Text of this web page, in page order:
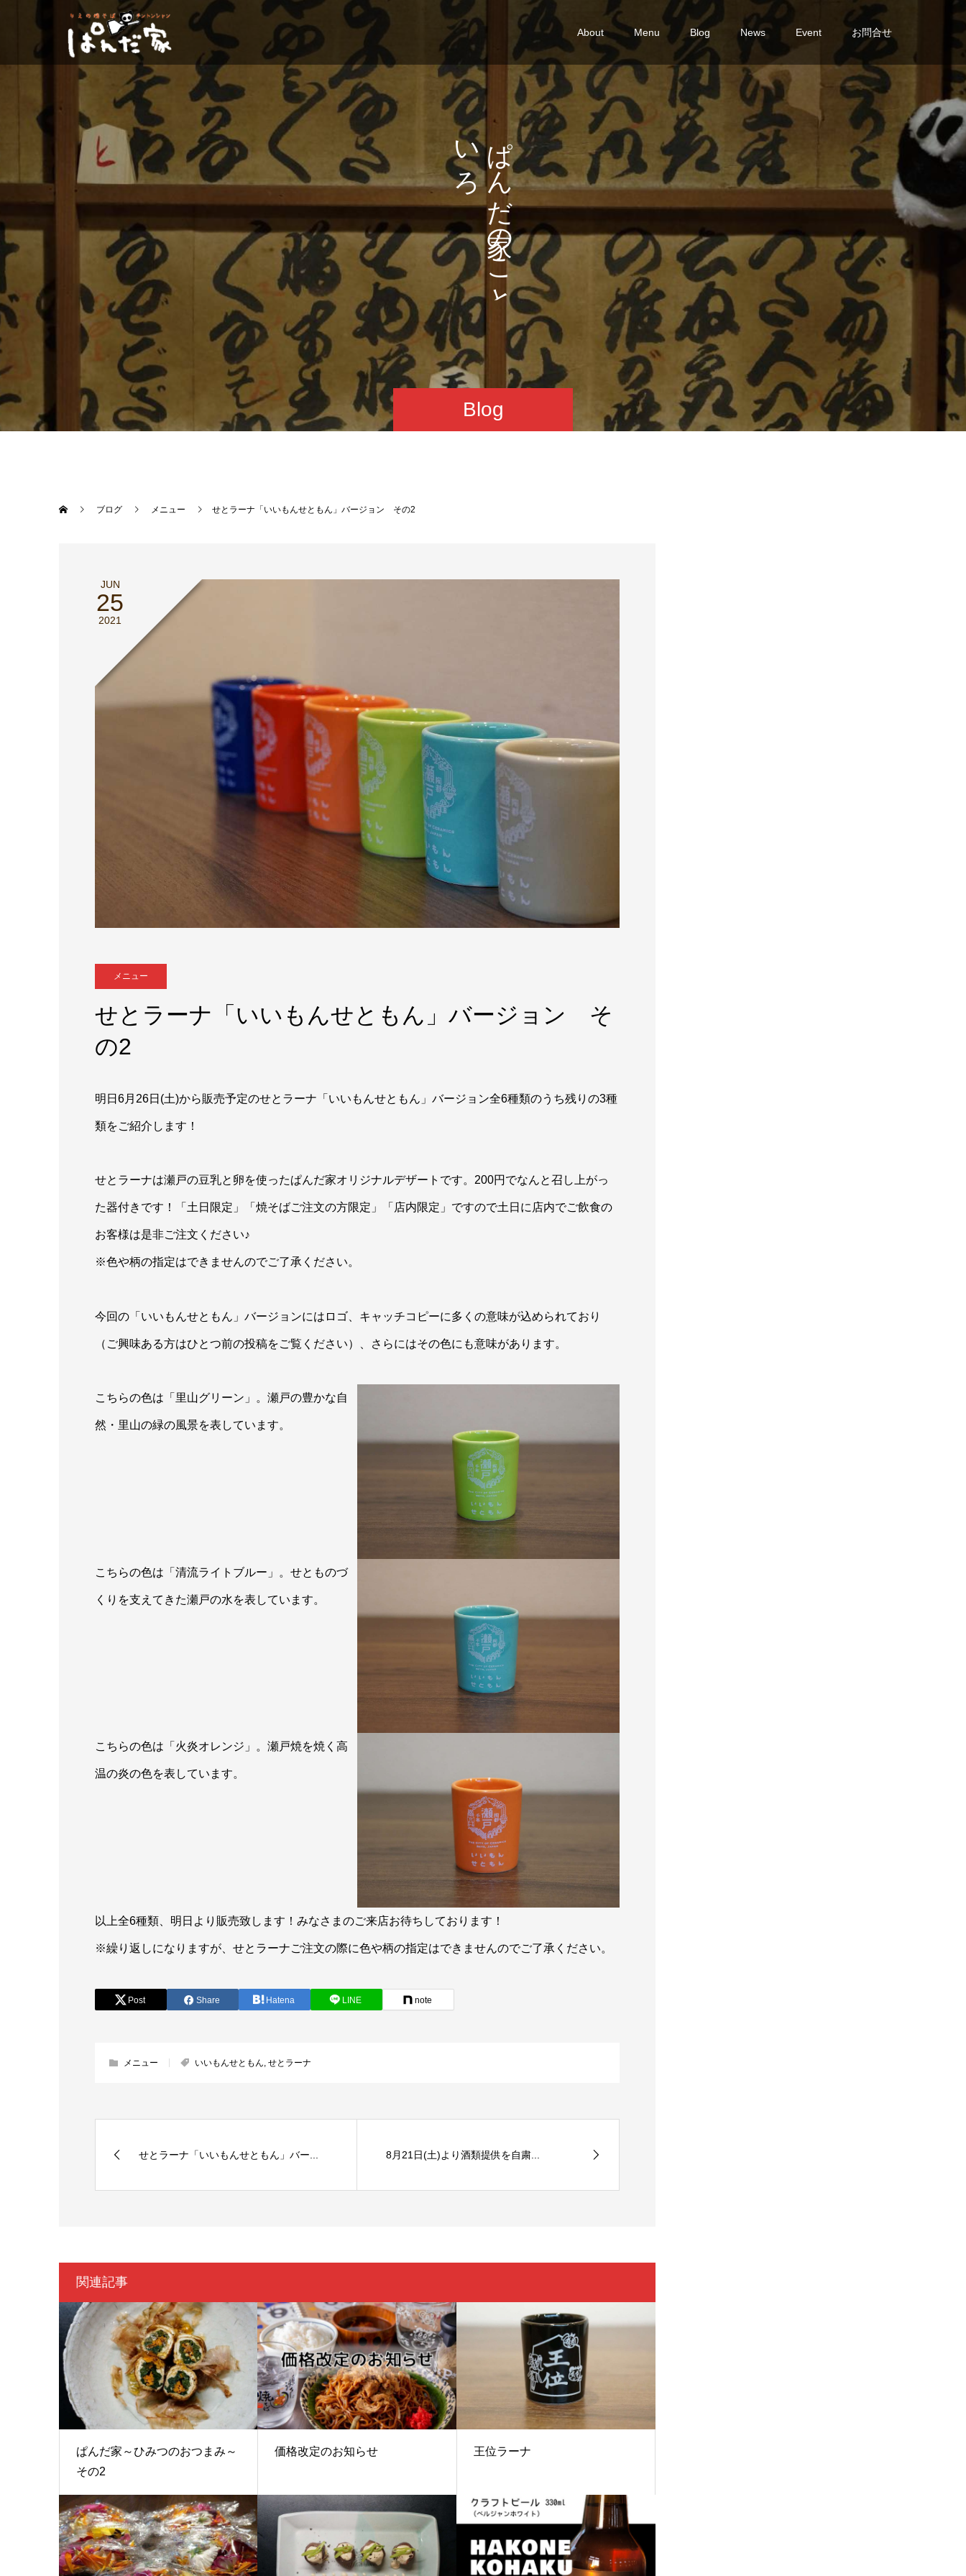
About Menu Blog News Event お問合せ
Blog
ぱ
ん
だ
の
こ
と
い
ろ
い
ろ
。
ブログ メニュー せとラーナ「いいもんせともん」バージョン その2
JUN
25
2021
メニュー
せとラーナ「いいもんせともん」バージョン そ
の2
明日6月26日(土)から販売予定のせとラーナ「いいもんせともん」バージョン全6種類のうち残りの3種
類をご紹介します！
せとラーナは瀬戸の豆乳と卵を使ったぱんだ家オリジナルデザートです。200円でなんと召し上がっ
た器付きです！「土日限定」「焼そばご注文の方限定」「店内限定」ですので土日に店内でご飲食の
お客様は是非ご注文ください♪
※色や柄の指定はできませんのでご了承ください。
今回の「いいもんせともん」バージョンにはロゴ、キャッチコピーに多くの意味が込められており
（ご興味ある方はひとつ前の投稿をご覧ください）、さらにはその色にも意味があります。
こちらの色は「里山グリーン」。瀬戸の豊かな自
然・里山の緑の風景を表しています。
こちらの色は「清流ライトブルー」。せとものづ
くりを支えてきた瀬戸の水を表しています。
こちらの色は「火炎オレンジ」。瀬戸焼を焼く高
温の炎の色を表しています。
以上全6種類、明日より販売致します！みなさまのご来店お待ちしております！
※繰り返しになりますが、せとラーナご注文の際に色や柄の指定はできませんのでご了承ください。
Post Share Hatena LINE note
メニュー いいもんせともん, せとラーナ
せとラーナ「いいもんせともん」バー... 8月21日(土)より酒類提供を自粛...
関連記事
ぱんだ家～ひみつのおつまみ～
その2
価格改定のお知らせ 王位ラーナ